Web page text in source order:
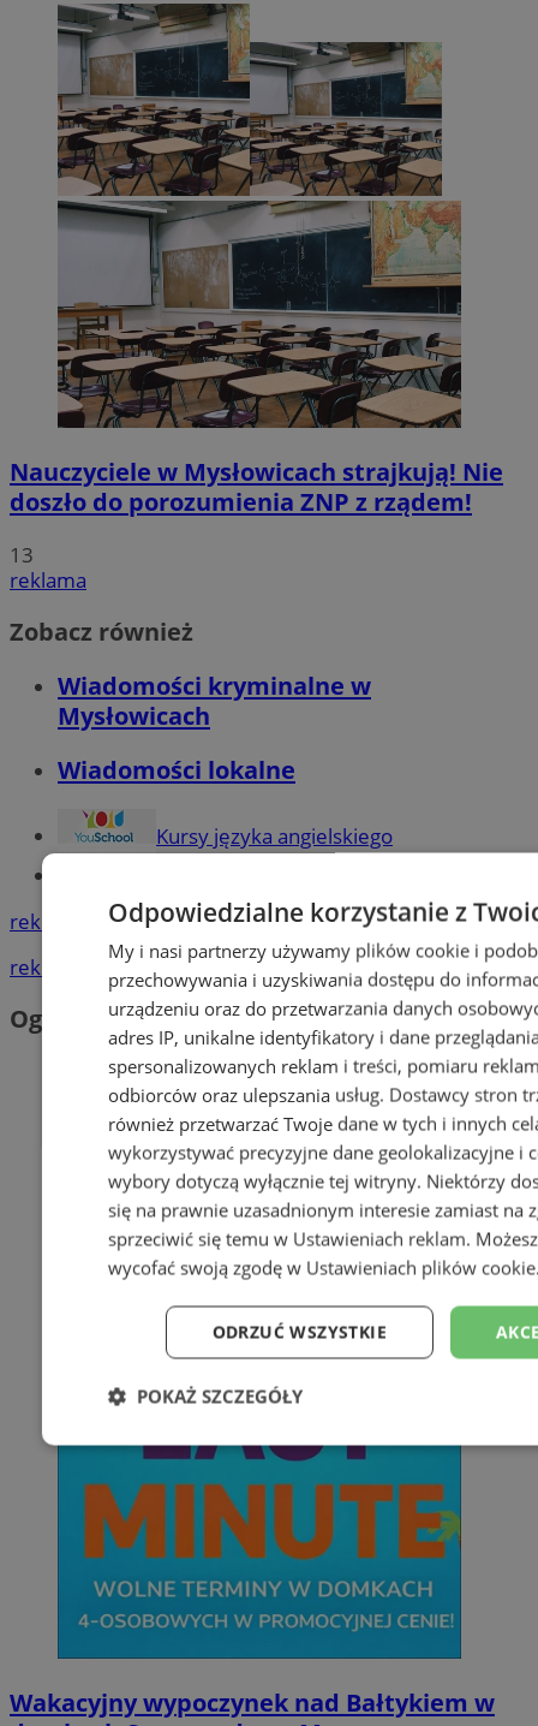
Nauczyciele w Mysłowicach strajkują! Nie
doszło do porozumienia ZNP z rządem!
13
reklama
Zobacz również
Wiadomości kryminalne w
Mysłowicach
Wiadomości lokalne
Kursy języka angielskiego
reklama
reklama
Ogłoszenia
Wakacyjny wypoczynek nad Bałtykiem w
Odpowiedzialne korzystanie z
My i nasi partnerzy używamy plików cookie i
przechowywania i uzyskiwania dostępu do
urządzeniu oraz do przetwarzania danych
adres IP, unikalne identyfikatory i dane
spersonalizowanych reklam i treści, pomiaru
odbiorców oraz ulepszania usług. Dostawcy stron
również przetwarzać Twoje dane w tych i innych
wykorzystywać precyzyjne dane geolokalizacyjne i
wybory dotyczą wyłącznie tej witryny. Niektórzy
się na prawnie uzasadnionym interesie zamiast na
sprzeciwić się temu w Ustawieniach reklam.
wycofać swoją zgodę w Ustawieniach plików cookie
ODRZUĆ WSZYSTKIE
POKAŻ SZCZEGÓŁY
Niezbędne Wydajność
Niesklasyfikowane
Niezbędne Wydajność Targetowanie